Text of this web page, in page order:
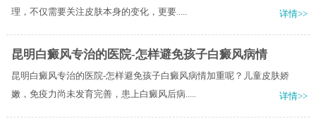
理，不仅需要关注皮肤本身的变化，更要.....
详情>>
昆明白癜风专治的医院-怎样避免孩子白癜风病情
昆明白癜风专治的医院-怎样避免孩子白癜风病情加重呢？儿童皮肤娇
嫩，免疫力尚未发育完善，患上白癜风后病.....
详情>>